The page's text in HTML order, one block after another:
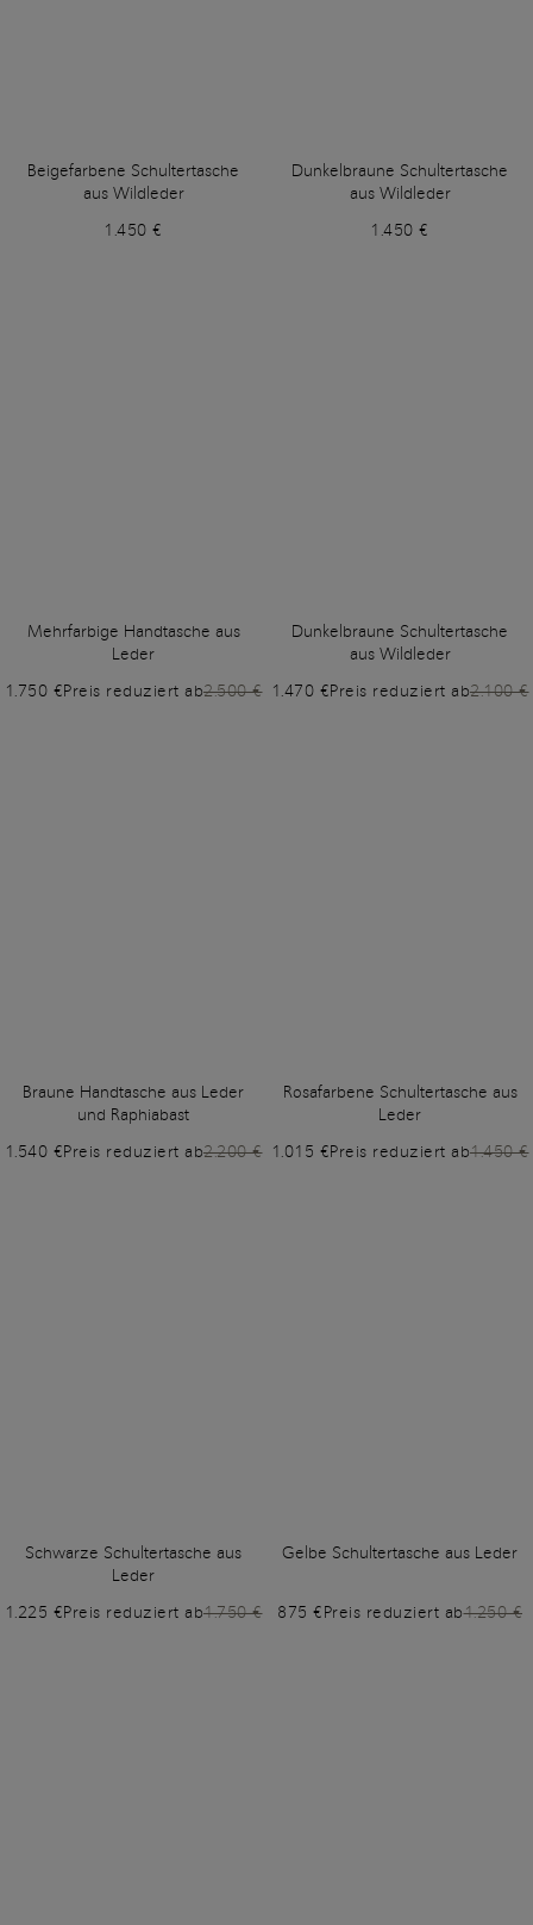
Beigefarbene Schultertasche
aus Wildleder
1.450 €
Dunkelbraune Schultertasche
aus Wildleder
1.450 €
Mehrfarbige Handtasche aus
Leder
1.750 €Preis reduziert ab2.500 €
Dunkelbraune Schultertasche
aus Wildleder
1.470 €Preis reduziert ab2.100 €
Braune Handtasche aus Leder
und Raphiabast
1.540 €Preis reduziert ab2.200 €
Rosafarbene Schultertasche aus
Leder
1.015 €Preis reduziert ab1.450 €
Schwarze Schultertasche aus
Leder
1.225 €Preis reduziert ab1.750 €
Gelbe Schultertasche aus Leder
875 €Preis reduziert ab1.250 €